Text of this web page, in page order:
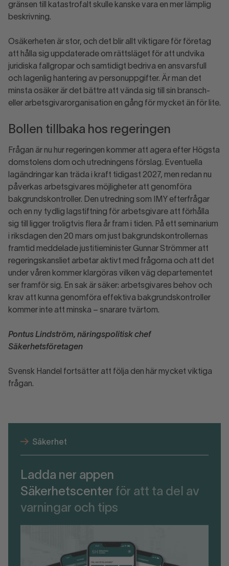
gränsen till katastrofalt skulle kanske vara en mer lämplig
beskrivning.
Osäkerheten är stor, och det blir allt viktigare för företag
att hålla sig uppdaterade om rättsläget för att undvika
juridiska fallgropar och samtidigt bedriva en ansvarsfull
och lagenlig hantering av personuppgifter. Är man det
minsta osäker är det bättre att vända sig till sin bransch-
eller arbetsgivarorganisation en gång för mycket än för lite.
Bollen tillbaka hos regeringen
Frågan är nu hur regeringen kommer att agera efter Högsta
domstolens dom och utredningens förslag. Eventuella
lagändringar kan träda i kraft tidigast 2027, men redan nu
påverkas arbetsgivares möjligheter att genomföra
bakgrundskontroller. Den utredning som IMY efterfrågar
och en ny tydlig lagstiftning för arbetsgivare att förhålla
sig till ligger troligtvis flera år fram i tiden. På ett seminarium
i riksdagen den 20 mars om just bakgrundskontrollernas
framtid meddelade justitieminister Gunnar Strömmer att
regeringskansliet arbetar aktivt med frågorna och att det
under våren kommer klargöras vilken väg departementet
ser framför sig. En sak är säker: arbetsgivares behov och
krav att kunna genomföra effektiva bakgrundskontroller
kommer inte att minska – snarare tvärtom.
Pontus Lindström, näringspolitisk chef
Säkerhetsföretagen
Svensk Handel fortsätter att följa den här mycket viktiga
frågan.
Säkerhet
Ladda ner appen
Säkerhetscenter för att ta del av
varningar och tips